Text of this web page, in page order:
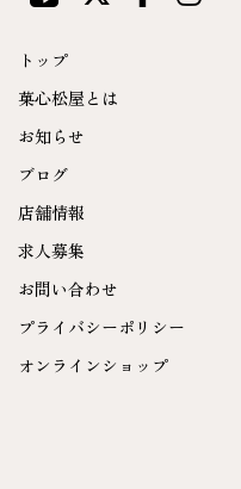
トップ
菓心松屋とは
お知らせ
ブログ
店舗情報
求人募集
お問い合わせ
プライバシーポリシー
オンラインショップ